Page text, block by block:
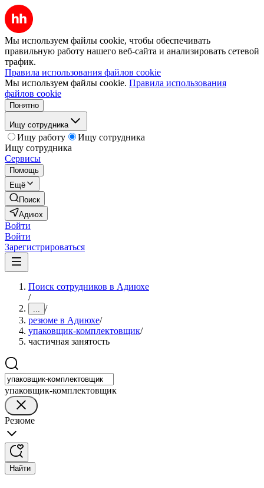
Мы используем файлы cookie, чтобы обеспечивать
правильную работу нашего веб-сайта и анализировать сетевой
трафик.
Правила использования файлов cookie
Мы используем файлы cookie. Правила использования
файлов cookie
Понятно
Ищу сотрудника
Ищу работу
Ищу сотрудника
Ищу сотрудника
Сервисы
Помощь
Ещё
Поиск
Адиюх
Войти
Войти
Зарегистрироваться
Поиск сотрудников в Адиюхе
/
... /
резюме в Адиюхе/
упаковщик-комплектовщик/
частичная занятость
упаковщик-комплектовщик
Резюме
Найти